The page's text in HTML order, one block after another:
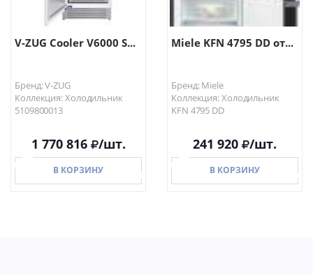
V-ZUG Cooler V6000 S...
Бренд: V-ZUG
Коллекция: Холодильник
5109800013
1 770 816 /шт.
В КОРЗИНУ
Miele KFN 4795 DD от...
Бренд: Miele
Коллекция: Холодильник
KFN 4795 DD
241 920 /шт.
В КОРЗИНУ